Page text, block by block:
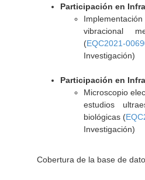
Participación en
vibracional
(EQC2021-
Investigación)
Participación en
Microscopio
estudios
biológicas (
Investigación)
Cobertura de la base de